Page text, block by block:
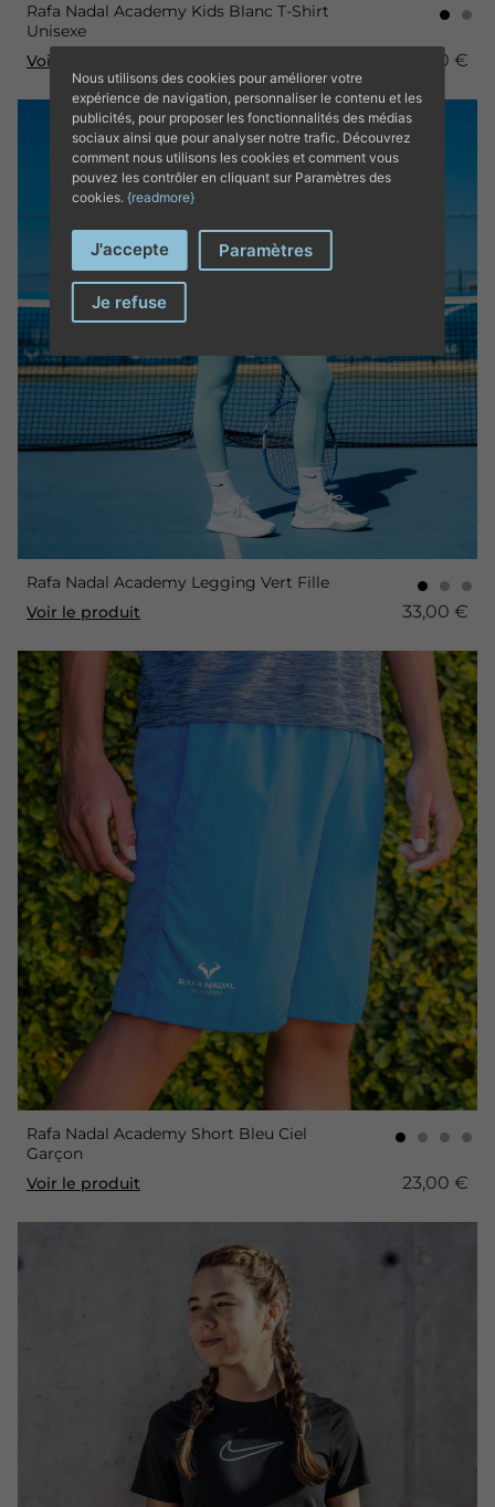
Rafa Nadal Academy Kids Blanc T-Shirt
Unisexe
Voir le produit
20,00 €
Rafa Nadal Academy Legging Vert Fille
Voir le produit
33,00 €
Rafa Nadal Academy Short Bleu Ciel
Garçon
Voir le produit
23,00 €
Nous utilisons des cookies pour améliorer votre
expérience de navigation, personnaliser le contenu et les
publicités, pour proposer les fonctionnalités des médias
sociaux ainsi que pour analyser notre trafic. Découvrez
comment nous utilisons les cookies et comment vous
pouvez les contrôler en cliquant sur Paramètres des
cookies. {readmore}
J'accepte Paramètres
Je refuse